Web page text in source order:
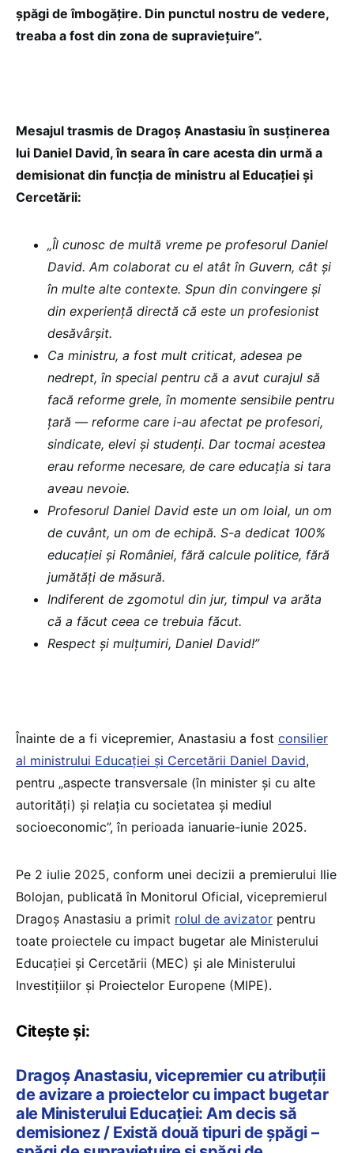
şpăgi de îmbogăţire. Din punctul nostru de vedere,
treaba a fost din zona de supravieţuire”.
Mesajul trasmis de Dragoș Anastasiu în susținerea
lui Daniel David, în seara în care acesta din urmă a
demisionat din funcția de ministru al Educației și
Cercetării:
„Îl cunosc de multă vreme pe profesorul Daniel
David. Am colaborat cu el atât în Guvern, cât și
în multe alte contexte. Spun din convingere și
din experiență directă că este un profesionist
desăvârșit.
Ca ministru, a fost mult criticat, adesea pe
nedrept, în special pentru că a avut curajul să
facă reforme grele, în momente sensibile pentru
țară — reforme care i-au afectat pe profesori,
sindicate, elevi și studenți. Dar tocmai acestea
erau reforme necesare, de care educația si tara
aveau nevoie.
Profesorul Daniel David este un om loial, un om
de cuvânt, un om de echipă. S-a dedicat 100%
educației și României, fără calcule politice, fără
jumătăți de măsură.
Indiferent de zgomotul din jur, timpul va arăta
că a făcut ceea ce trebuia făcut.
Respect și mulțumiri, Daniel David!”
Înainte de a fi vicepremier, Anastasiu a fost consilier
al ministrului Educației și Cercetării Daniel David,
pentru „aspecte transversale (în minister și cu alte
autorități) și relația cu societatea și mediul
socioeconomic”, în perioada ianuarie-iunie 2025.
Pe 2 iulie 2025, conform unei decizii a premierului Ilie
Bolojan, publicată în Monitorul Oficial, vicepremierul
Dragoș Anastasiu a primit rolul de avizator pentru
toate proiectele cu impact bugetar ale Ministerului
Educației și Cercetării (MEC) și ale Ministerului
Investițiilor și Proiectelor Europene (MIPE).
Citește și:
Dragoș Anastasiu, vicepremier cu atribuții
de avizare a proiectelor cu impact bugetar
ale Ministerului Educației: Am decis să
demisionez / Există două tipuri de şpăgi –